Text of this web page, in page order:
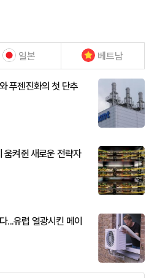
일본 베트남
푸젠진화의 첫 단추
켜쥔 새로운 전략자
...유럽 열광시킨 메이